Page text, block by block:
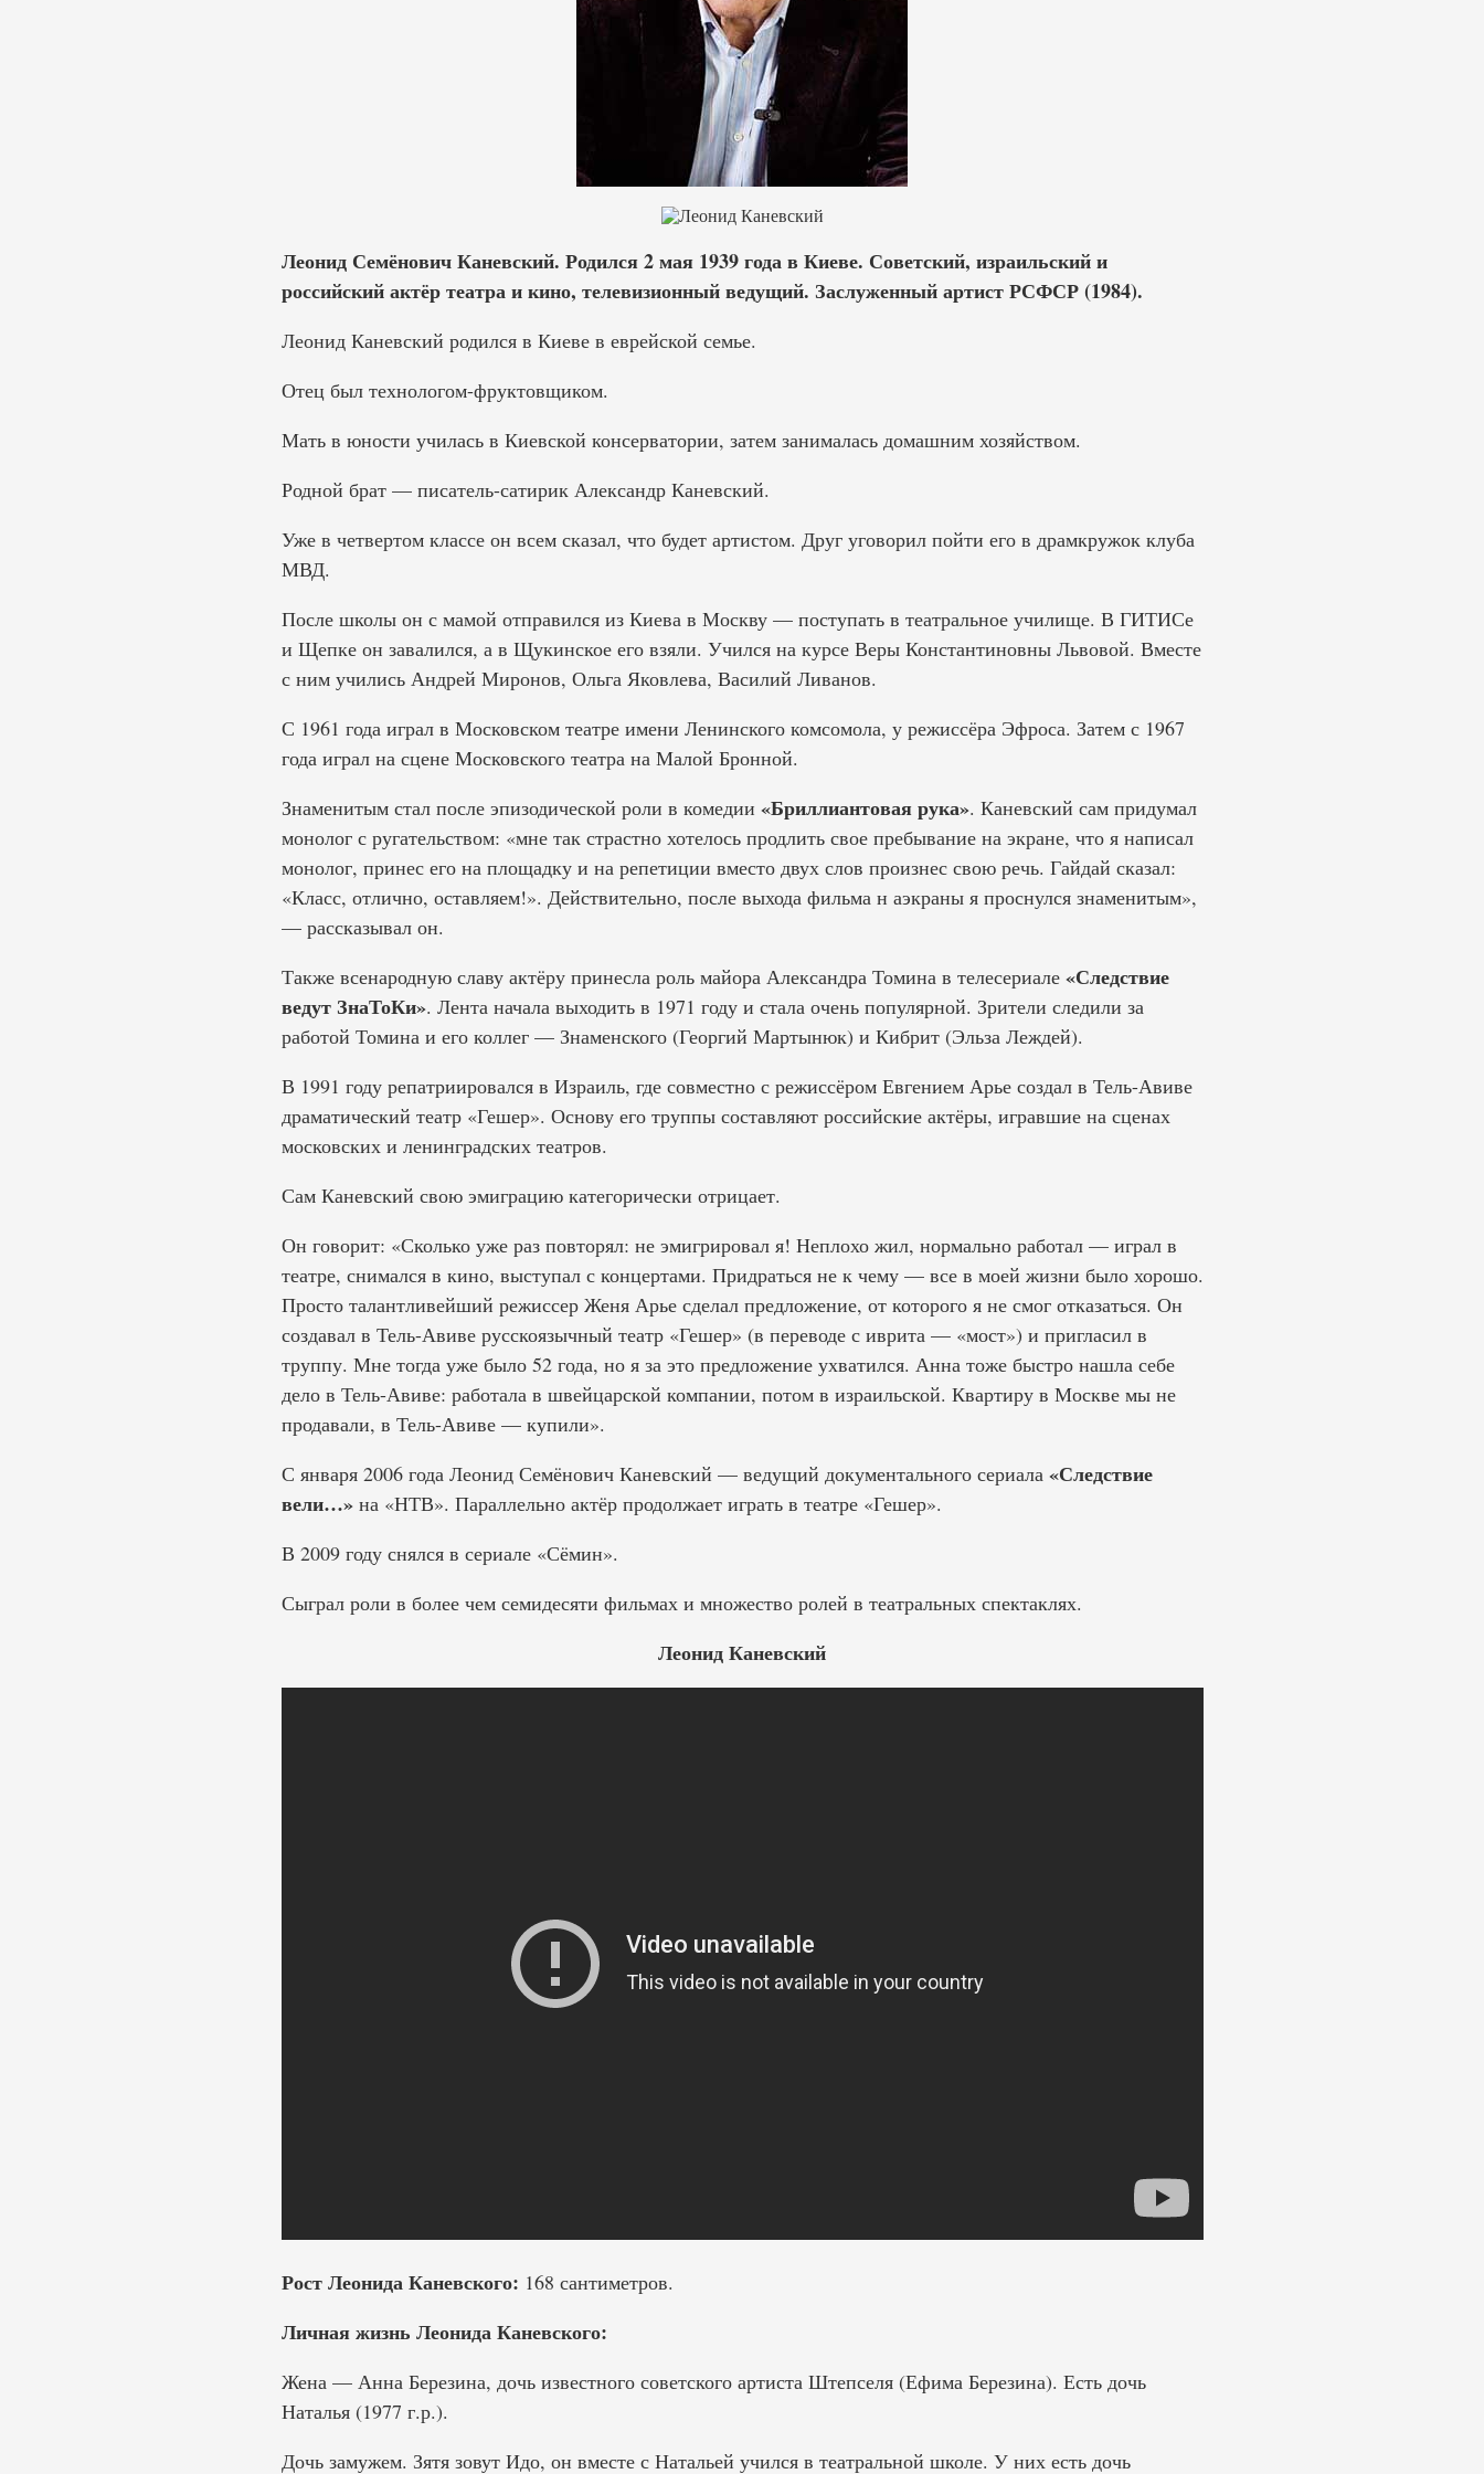
Леонид Семёнович Каневский. Родился 2 мая 1939 года в Киеве. Советский, израильский и
российский актёр театра и кино, телевизионный ведущий. Заслуженный артист РСФСР (1984).
Леонид Каневский родился в Киеве в еврейской семье.
Отец был технологом-фруктовщиком.
Мать в юности училась в Киевской консерватории, затем занималась домашним хозяйством.
Родной брат — писатель-сатирик Александр Каневский.
Уже в четвертом классе он всем сказал, что будет артистом. Друг уговорил пойти его в драмкружок клуба
МВД.
После школы он с мамой отправился из Киева в Москву — поступать в театральное училище. В ГИТИСе
и Щепке он завалился, а в Щукинское его взяли. Учился на курсе Веры Константиновны Львовой. Вместе
с ним учились Андрей Миронов, Ольга Яковлева, Василий Ливанов.
С 1961 года играл в Московском театре имени Ленинского комсомола, у режиссёра Эфроса. Затем с 1967
года играл на сцене Московского театра на Малой Бронной.
Знаменитым стал после эпизодической роли в комедии «Бриллиантовая рука». Каневский сам придумал
монолог с ругательством: «мне так страстно хотелось продлить свое пребывание на экране, что я написал
монолог, принес его на площадку и на репетиции вместо двух слов произнес свою речь. Гайдай сказал:
«Класс, отлично, оставляем!». Действительно, после выхода фильма н аэкраны я проснулся знаменитым»,
— рассказывал он.
Также всенародную славу актёру принесла роль майора Александра Томина в телесериале «Следствие
ведут ЗнаТоКи». Лента начала выходить в 1971 году и стала очень популярной. Зрители следили за
работой Томина и его коллег — Знаменского (Георгий Мартынюк) и Кибрит (Эльза Леждей).
В 1991 году репатриировался в Израиль, где совместно с режиссёром Евгением Арье создал в Тель-Авиве
драматический театр «Гешер». Основу его труппы составляют российские актёры, игравшие на сценах
московских и ленинградских театров.
Сам Каневский свою эмиграцию категорически отрицает.
Он говорит: «Сколько уже раз повторял: не эмигрировал я! Неплохо жил, нормально работал — играл в
театре, снимался в кино, выступал с концертами. Придраться не к чему — все в моей жизни было хорошо.
Просто талантливейший режиссер Женя Арье сделал предложение, от которого я не смог отказаться. Он
создавал в Тель-Авиве русскоязычный театр «Гешер» (в переводе с иврита — «мост») и пригласил в
труппу. Мне тогда уже было 52 года, но я за это предложение ухватился. Анна тоже быстро нашла себе
дело в Тель-Авиве: работала в швейцарской компании, потом в израильской. Квартиру в Москве мы не
продавали, в Тель-Авиве — купили».
С января 2006 года Леонид Семёнович Каневский — ведущий документального сериала «Следствие
вели…»на «НТВ». Параллельно актёр продолжает играть в театре «Гешер».
В 2009 году снялся в сериале «Сёмин».
Сыграл роли в более чем семидесяти фильмах и множество ролей в театральных спектаклях.
Леонид Каневский
Рост Леонида Каневского: 168 сантиметров.
Личная жизнь Леонида Каневского:
Жена — Анна Березина, дочь известного советского артиста Штепселя (Ефима Березина). Есть дочь
Наталья (1977 г.р.).
Дочь замужем. Зятя зовут Идо, он вместе с Натальей учился в театральной школе. У них есть дочь